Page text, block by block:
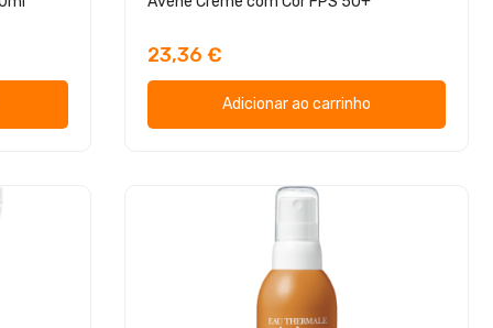
23,36 €
Adicionar ao carrinho